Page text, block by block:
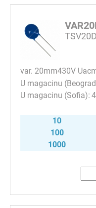
var. 20mm430V
10
100
1000